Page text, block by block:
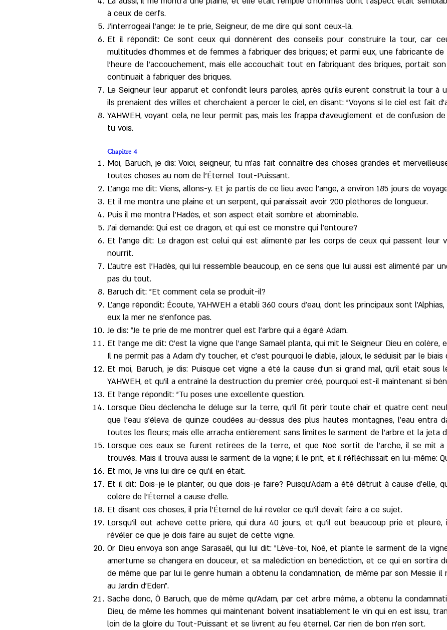
à ceux de cerfs.
J'interrogeai l'ange: Je te prie, Seigneur, de me dire qui sont ceux-là.
Et il répondit: Ce sont ceux qui donnèrent des conseils pour construire la tour, car
multitudes d'hommes et de femmes à fabriquer des briques; et parmi eux, une fabricante
l'heure de l'accouchement, mais elle accouchait tout en fabriquant des briques, portait
continuait à fabriquer des briques.
Le Seigneur leur apparut et confondit leurs paroles, après qu'ils eurent construit la tour à
ils prenaient des vrilles et cherchaient à percer le ciel, en disant: "Voyons si le ciel est fait
YAHWEH, voyant cela, ne leur permit pas, mais les frappa d'aveuglement et de confusion
tu vois.
Chapitre 4
Moi, Baruch, je dis: Voici, seigneur, tu m'as fait connaître des choses grandes et
toutes choses au nom de l'Éternel Tout-Puissant.
L'ange me dit: Viens, allons-y. Et je partis de ce lieu avec l'ange, à environ 185 jours de
Et il me montra une plaine et un serpent, qui paraissait avoir 200 pléthores de longueur.
Puis il me montra l'Hadès, et son aspect était sombre et abominable.
J'ai demandé: Qui est ce dragon, et qui est ce monstre qui l'entoure?
Et l'ange dit: Le dragon est celui qui est alimenté par les corps de ceux qui passent leur
nourrit.
L'autre est l'Hadès, qui lui ressemble beaucoup, en ce sens que lui aussi est alimenté par
pas du tout.
Baruch dit: "Et comment cela se produit-il?
L'ange répondit: Écoute, YAHWEH a établi 360 cours d'eau, dont les principaux sont
eux la mer ne s'enfonce pas.
Je dis: "Je te prie de me montrer quel est l'arbre qui a égaré Adam.
Et l'ange me dit: C'est la vigne que l'ange Samaël planta, qui mit le Seigneur Dieu en colère,
Il ne permit pas à Adam d'y toucher, et c'est pourquoi le diable, jaloux, le séduisit par le biais
Et moi, Baruch, je dis: Puisque cet vigne a été la cause d'un si grand mal, qu'il etait sous
YAHWEH, et qu'il a entraîné la destruction du premier créé, pourquoi est-il maintenant si
Et l'ange répondit: "Tu poses une excellente question.
Lorsque Dieu déclencha le déluge sur la terre, qu'il fit périr toute chair et quatre cent
que l'eau s'éleva de quinze coudées au-dessus des plus hautes montagnes, l'eau entra
toutes les fleurs; mais elle arracha entièrement sans limites le sarment de l'arbre et la jeta
Lorsque ces eaux se furent retirées de la terre, et que Noé sortit de l'arche, il se mit à
trouvés. Mais il trouva aussi le sarment de la vigne; il le prit, et il réfléchissait en lui-même:
Et moi, Je vins lui dire ce qu'il en était.
Et il dit: Dois-je le planter, ou que dois-je faire? Puisqu'Adam a été détruit à cause d'elle,
colère de l'Éternel à cause d'elle.
Et disant ces choses, il pria l'Éternel de lui révéler ce qu'il devait faire à ce sujet.
Lorsqu'il eut achevé cette prière, qui dura 40 jours, et qu'il eut beaucoup prié et
révéler ce que je dois faire au sujet de cette vigne.
Or Dieu envoya son ange Sarasaël, qui lui dit: "Lève-toi, Noé, et plante le sarment de la
amertume se changera en douceur, et sa malédiction en bénédiction, et ce qui en sortira
de même que par lui le genre humain a obtenu la condamnation, de même par son Messie
au Jardin d'Eden".
Sache donc, Ô Baruch, que de même qu'Adam, par cet arbre même, a obtenu la
Dieu, de même les hommes qui maintenant boivent insatiablement le vin qui en est issu,
loin de la gloire du Tout-Puissant et se livrent au feu éternel. Car rien de bon n'en sort.